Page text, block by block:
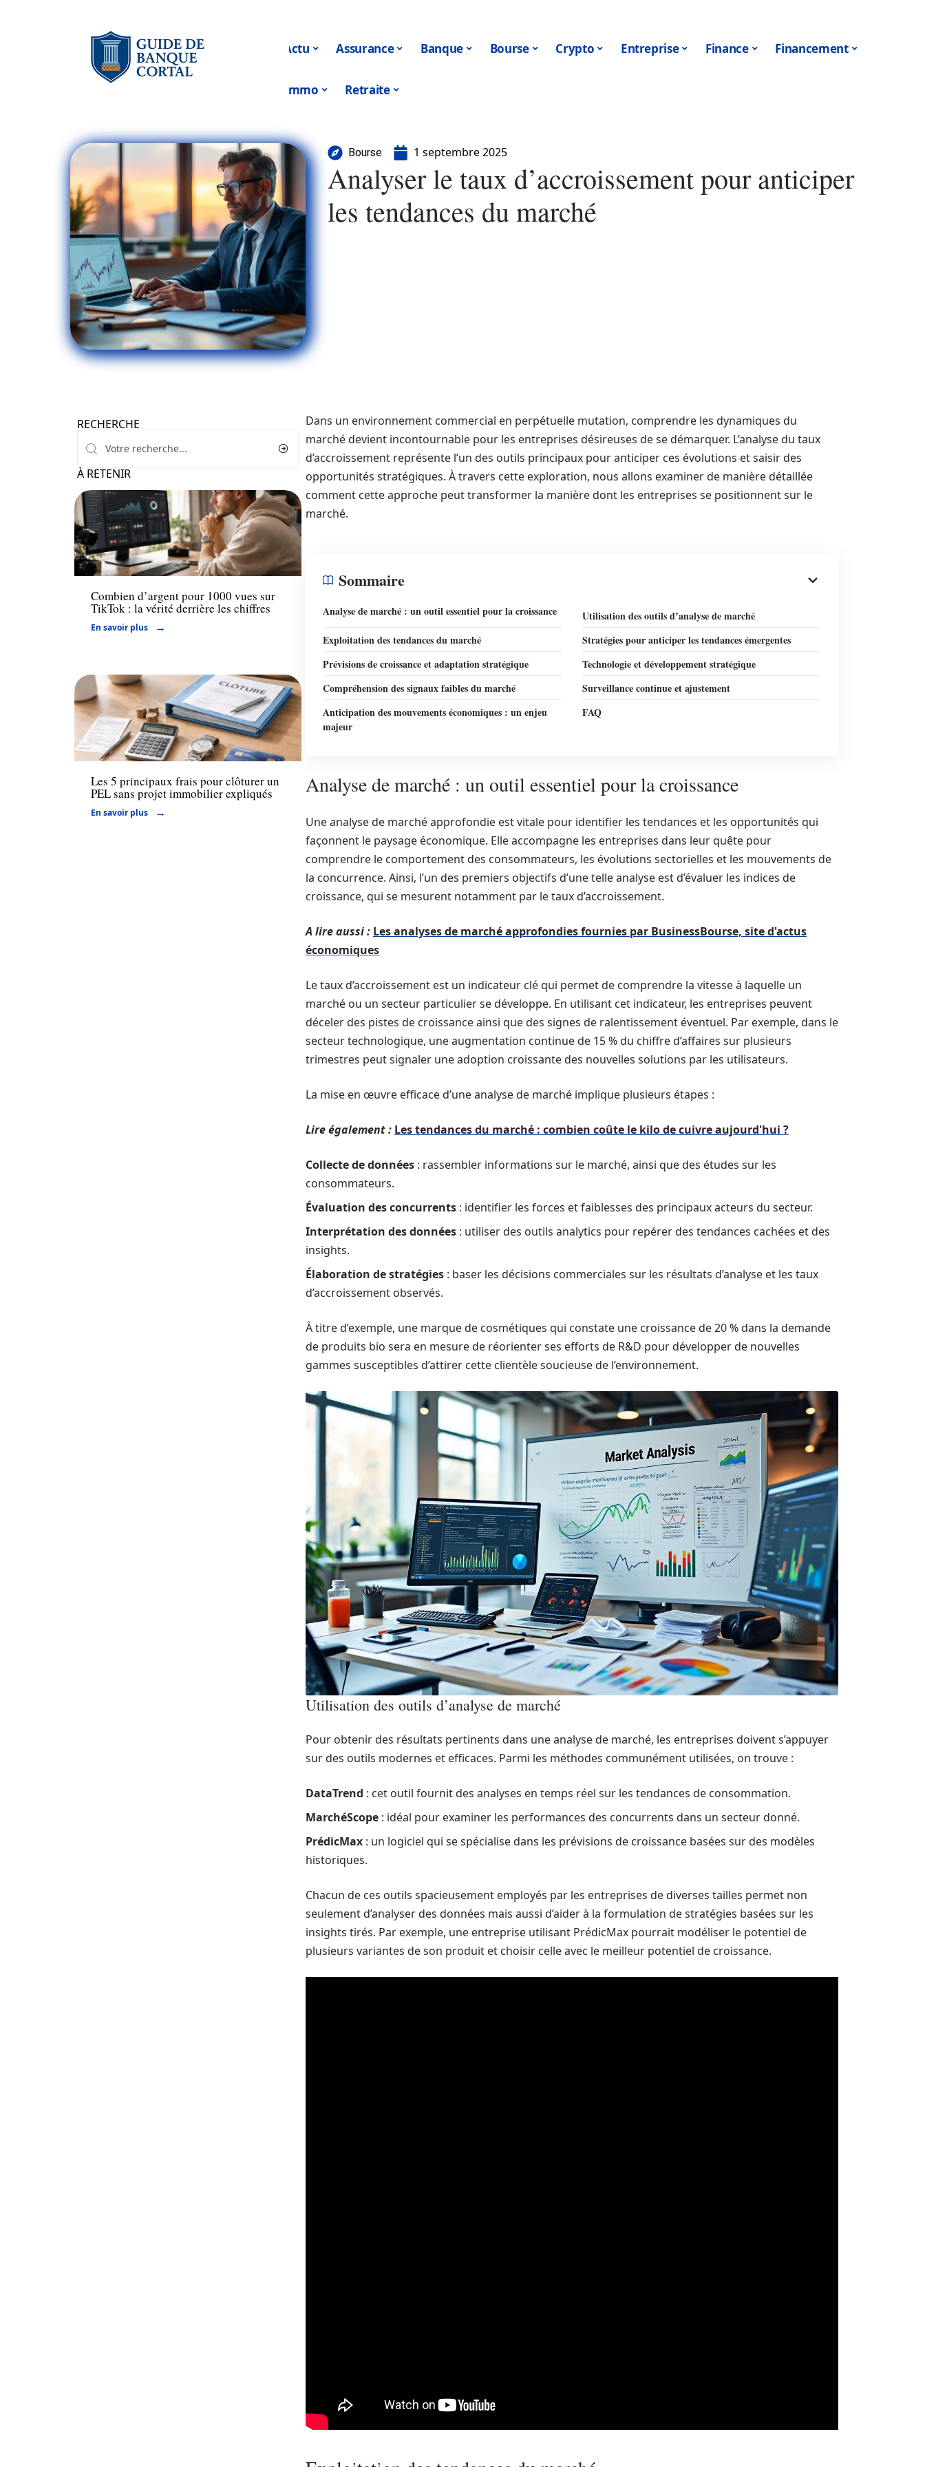
Actu Assurance Banque Bourse Crypto Entreprise Finance Financement
Immo Retraite
Bourse 1 septembre 2025
Analyser le taux d’accroissement pour anticiper
les tendances du marché
RECHERCHE
À RETENIR
Finance
Combien d’argent pour 1000 vues sur
TikTok : la vérité derrière les chiffres
En savoir plus
Retraite
Les 5 principaux frais pour clôturer un
PEL sans projet immobilier expliqués
En savoir plus
Dans un environnement commercial en perpétuelle mutation, comprendre les dynamiques du
marché devient incontournable pour les entreprises désireuses de se démarquer. L’analyse du taux
d’accroissement représente l’un des outils principaux pour anticiper ces évolutions et saisir des
opportunités stratégiques. À travers cette exploration, nous allons examiner de manière détaillée
comment cette approche peut transformer la manière dont les entreprises se positionnent sur le
marché.
Sommaire
Analyse de marché : un outil essentiel pour la croissance
Utilisation des outils d’analyse de marché
Exploitation des tendances du marché
Stratégies pour anticiper les tendances émergentes
Prévisions de croissance et adaptation stratégique
Technologie et développement stratégique
Compréhension des signaux faibles du marché
Surveillance continue et ajustement
Anticipation des mouvements économiques : un enjeu
majeur
FAQ
Analyse de marché : un outil essentiel pour la croissance
Une analyse de marché approfondie est vitale pour identifier les tendances et les opportunités qui
façonnent le paysage économique. Elle accompagne les entreprises dans leur quête pour
comprendre le comportement des consommateurs, les évolutions sectorielles et les mouvements de
la concurrence. Ainsi, l’un des premiers objectifs d’une telle analyse est d’évaluer les indices de
croissance, qui se mesurent notamment par le taux d’accroissement.
A lire aussi : Les analyses de marché approfondies fournies par BusinessBourse, site d'actus
économiques
Le taux d’accroissement est un indicateur clé qui permet de comprendre la vitesse à laquelle un
marché ou un secteur particulier se développe. En utilisant cet indicateur, les entreprises peuvent
déceler des pistes de croissance ainsi que des signes de ralentissement éventuel. Par exemple, dans le
secteur technologique, une augmentation continue de 15 % du chiffre d’affaires sur plusieurs
trimestres peut signaler une adoption croissante des nouvelles solutions par les utilisateurs.
La mise en œuvre efficace d’une analyse de marché implique plusieurs étapes :
Lire également : Les tendances du marché : combien coûte le kilo de cuivre aujourd'hui ?
Collecte de données : rassembler informations sur le marché, ainsi que des études sur les
consommateurs.
Évaluation des concurrents : identifier les forces et faiblesses des principaux acteurs du secteur.
Interprétation des données : utiliser des outils analytics pour repérer des tendances cachées et des
insights.
Élaboration de stratégies : baser les décisions commerciales sur les résultats d’analyse et les taux
d’accroissement observés.
À titre d’exemple, une marque de cosmétiques qui constate une croissance de 20 % dans la demande
de produits bio sera en mesure de réorienter ses efforts de R&D pour développer de nouvelles
gammes susceptibles d’attirer cette clientèle soucieuse de l’environnement.
Utilisation des outils d’analyse de marché
Pour obtenir des résultats pertinents dans une analyse de marché, les entreprises doivent s’appuyer
sur des outils modernes et efficaces. Parmi les méthodes communément utilisées, on trouve :
DataTrend : cet outil fournit des analyses en temps réel sur les tendances de consommation.
MarchéScope : idéal pour examiner les performances des concurrents dans un secteur donné.
PrédicMax : un logiciel qui se spécialise dans les prévisions de croissance basées sur des modèles
historiques.
Chacun de ces outils spacieusement employés par les entreprises de diverses tailles permet non
seulement d’analyser des données mais aussi d’aider à la formulation de stratégies basées sur les
insights tirés. Par exemple, une entreprise utilisant PrédicMax pourrait modéliser le potentiel de
plusieurs variantes de son produit et choisir celle avec le meilleur potentiel de croissance.